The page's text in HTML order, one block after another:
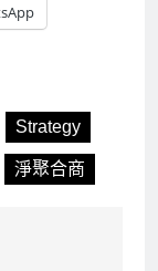
Strategy
淨聚合商